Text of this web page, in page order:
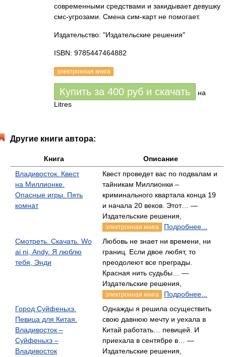
современными средствами и закидывает девушку
смс-угрозами. Смена сим-карт не помогает.
Издательство: "Издательские решения"
ISBN: 9785447464882
электронная книга
Купить за 400 руб и скачать
на
Litres
Другие книги автора:
Книга
Описание
Владивосток. Квест
на Миллионке.
Опасные игры. Пять
комнат
Квест проведет вас по подвалам и
тайникам Миллионки –
криминального квартала конца 19
и начала 20 веков. Этот… —
Издательские решения,
электронная книга
Подробнее...
Смотреть. Скачать. Wo
ai ni, Andy. Я люблю
тебя, Энди
Любовь не знает ни времени, ни
границ. Если двое любят, то
преодолеют все преграды.
Красная нить судьбы… —
Издательские решения,
электронная книга
Подробнее...
Город Суйфеньхэ.
Певица для Китая.
Владивосток –
Суйфеньхэ –
Владивосток
Однажды я решила осуществить
свою давнюю мечту и уехала в
Китай работать… певицей. И
приехала в сентябре в… —
Издательские решения,